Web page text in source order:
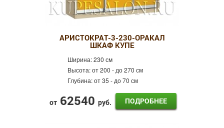
АРИСТОКРАТ-3-230-ОРАКАЛ
ШКАФ КУПЕ
Ширина:230 см
Высота:от 200 - до 270 см
Глубина:от 35 - до 70 см
от 62540 руб. ПОДРОБНЕЕ